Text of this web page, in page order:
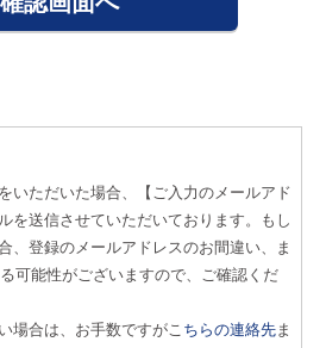
いただいた場合、【ご入力のメールアド
を送信させていただいております。もし
、登録のメールアドレスのお間違い、ま
可能性がございますので、ご確認くだ
場合は、お手数ですがこ ちらの連絡先ま